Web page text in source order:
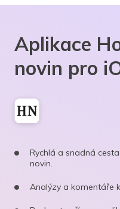
Aplikace
novin pro
Rychlá a snadná
novin.
Analýzy a komentáře